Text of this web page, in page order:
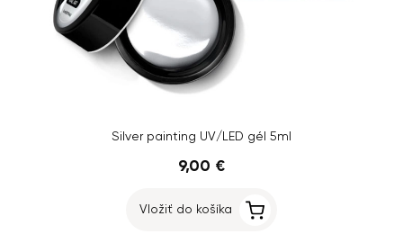
Silver painting UV/LED gél 5ml
9,00 €
Vložiť do košíka